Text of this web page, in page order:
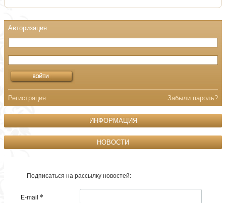
Регистрация Забыли пароль?
ИНФОРМАЦИЯ
НОВОСТИ
Подписаться на рассылку новостей:
E-mail *